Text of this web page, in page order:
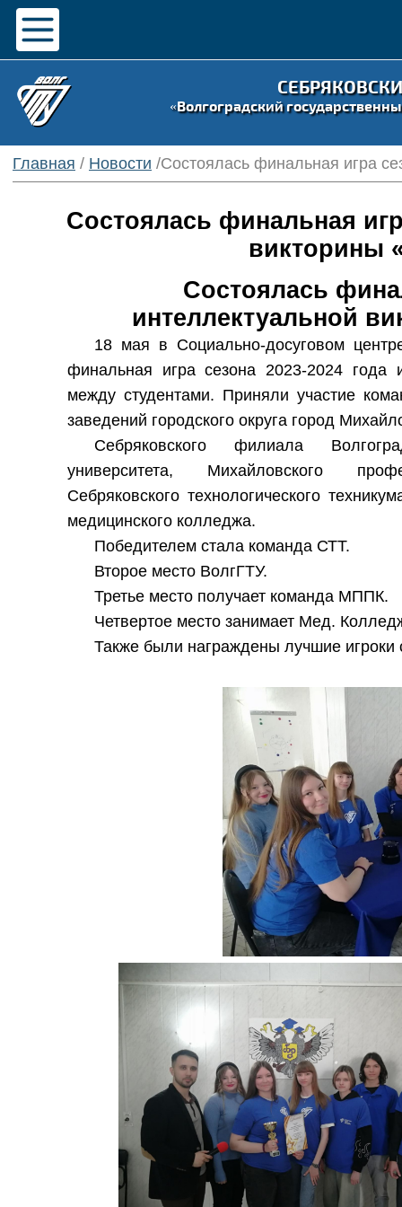
«Волгоградский
Главная / Новости /Состоялась финальная игра
Состоялась финальная
викторины
Состоялась
интеллектуальной
18 мая в Социально-досуговом
финальная игра сезона 2023-2024 года
между студентами. Приняли участие
заведений городского округа город
Себряковского филиала
университета, Михайловского
Себряковского технологического
медицинского колледжа.
Победителем стала команда СТТ.
Второе место ВолгГТУ.
Третье место получает команда МППК.
Четвертое место занимает Мед.
Также были награждены лучшие игроки